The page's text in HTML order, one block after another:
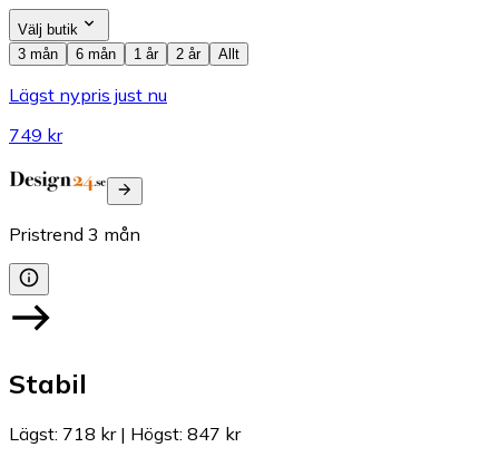
Välj butik
3 mån
6 mån 1 år 2 år Allt
Lägst nypris just nu
749 kr
Pristrend 3 mån
Stabil
Lägst: 718 kr| Högst: 847 kr